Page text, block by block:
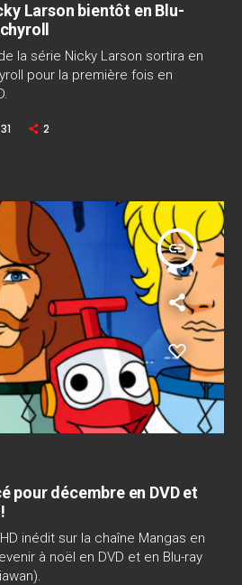
Larson bientôt en Blu-
la série Nicky Larson sortira en
pour la première fois en
31 2
insert_link
pour décembre en DVD et
inédit sur la chaîne Mangas en
à noël en DVD et en Blu-ray